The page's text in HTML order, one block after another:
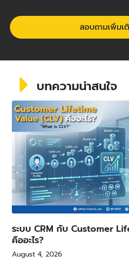
สอบถามเพิ่มเ
บทความน่าสนใจ
ระบบ CRM กับ Customer
คืออะไร?
August 4, 2026
P
a
g
e
P
a
g
e
a
g
e